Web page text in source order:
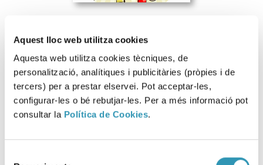
Aquest lloc web utilitza cookies
Aquesta web utilitza cookies tècniques, de
personalització, analítiques i publicitàries (pròpies i de
tercers) per a prestar elservei. Pot acceptar-les,
configurar-les o bé rebutjar-les. Per a més informació pot
consultar la Política de Cookies.
Descargar archivo
_